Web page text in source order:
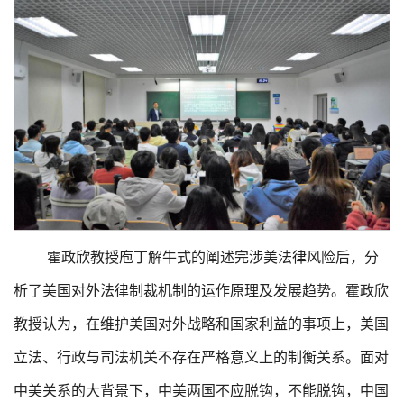
霍政欣教授庖丁解牛式的阐述完涉美法律风险后，分
析了美国对外法律制裁机制的运作原理及发展趋势。霍政欣
教授认为，在维护美国对外战略和国家利益的事项上，美国
立法、行政与司法机关不存在严格意义上的制衡关系。面对
中美关系的大背景下，中美两国不应脱钩，不能脱钩，中国